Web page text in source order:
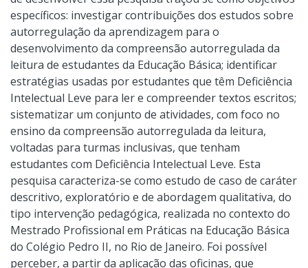
específicos: investigar contribuições dos estudos sobre
autorregulação da aprendizagem para o
desenvolvimento da compreensão autorregulada da
leitura de estudantes da Educação Básica; identificar
estratégias usadas por estudantes que têm Deficiência
Intelectual Leve para ler e compreender textos escritos;
sistematizar um conjunto de atividades, com foco no
ensino da compreensão autorregulada da leitura,
voltadas para turmas inclusivas, que tenham
estudantes com Deficiência Intelectual Leve. Esta
pesquisa caracteriza-se como estudo de caso de caráter
descritivo, exploratório e de abordagem qualitativa, do
tipo intervenção pedagógica, realizada no contexto do
Mestrado Profissional em Práticas na Educação Básica
do Colégio Pedro II, no Rio de Janeiro. Foi possível
perceber, a partir da aplicação das oficinas, que